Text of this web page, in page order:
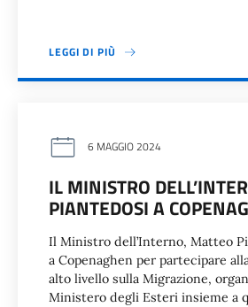
LEGGI DI PIÙ
6 MAGGIO 2024
IL MINISTRO
PIANTEDOSI A
Il Ministro dell’Interno, Matteo
a Copenaghen per partecipare
alto livello sulla Migrazione,
Ministero degli Esteri insieme a